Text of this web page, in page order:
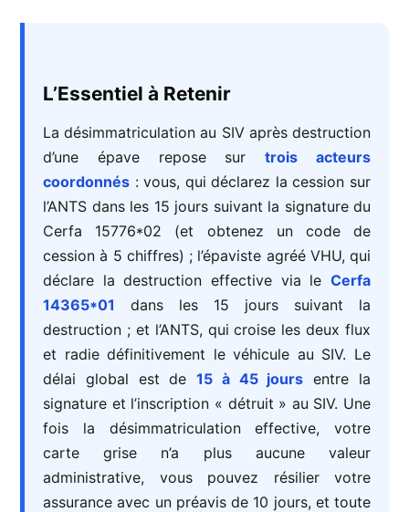
L’Essentiel à Retenir
La désimmatriculation au SIV après destruction
d’une épave repose surtrois acteurs
coordonnés : vous, qui déclarez la cession sur
l’ANTS dans les 15 jours suivant la signature du
Cerfa 15776*02 (et obtenez un code de
cession à 5 chiffres) ; l’épaviste agréé VHU, qui
déclare la destruction effective via le Cerfa
14365*01 dans les 15 jours suivant la
destruction ; et l’ANTS, qui croise les deux flux
et radie définitivement le véhicule au SIV. Le
délai global est de15 à 45 jours entre la
signature et l’inscription « détruit » au SIV. Une
fois la désimmatriculation effective, votre
carte grise n’a plus aucune valeur
administrative, vous pouvez résilier votre
assurance avec un préavis de 10 jours, et toute